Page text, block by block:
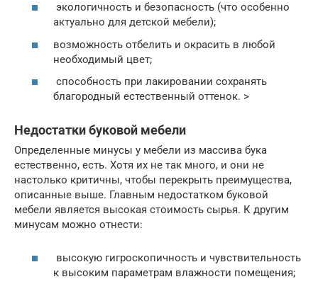
экологичность и безопасность (что особенно
актуально для детской мебели);
возможность отбелить и окрасить в любой
необходимый цвет;
способность при лакировании сохранять
благородный естественный оттенок. >
Недостатки буковой мебели
Определенные минусы у мебели из массива бука
естественно, есть. Хотя их не так много, и они не
настолько критичны, чтобы перекрыть преимущества,
описанные выше. Главным недостатком буковой
мебели является высокая стоимость сырья. К другим
минусам можно отнести:
высокую гигроскопичность и чувствительность
к высоким параметрам влажности помещения;